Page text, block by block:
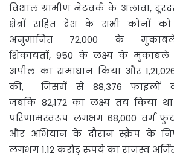
विशाल ग्रामीण नेटवर्क के अलावा,
क्षेत्रों सहित देश के सभी कोनों
अनुमानित 72,000 के
शिकायतों, 950 के लक्ष्य के मुकाबले
अपील का समाधान किया और
की, जिसमें से 88,376 फाइलों
जबकि 82,172 का लक्ष्य तय किया
परिणामस्वरूप लगभग 68,000 वर्ग
और अभियान के दौरान स्क्रैप के
लगभग 1.12 करोड़ रुपये का राजस्व